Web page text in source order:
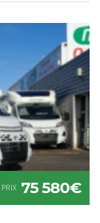
PRIX 75 580€